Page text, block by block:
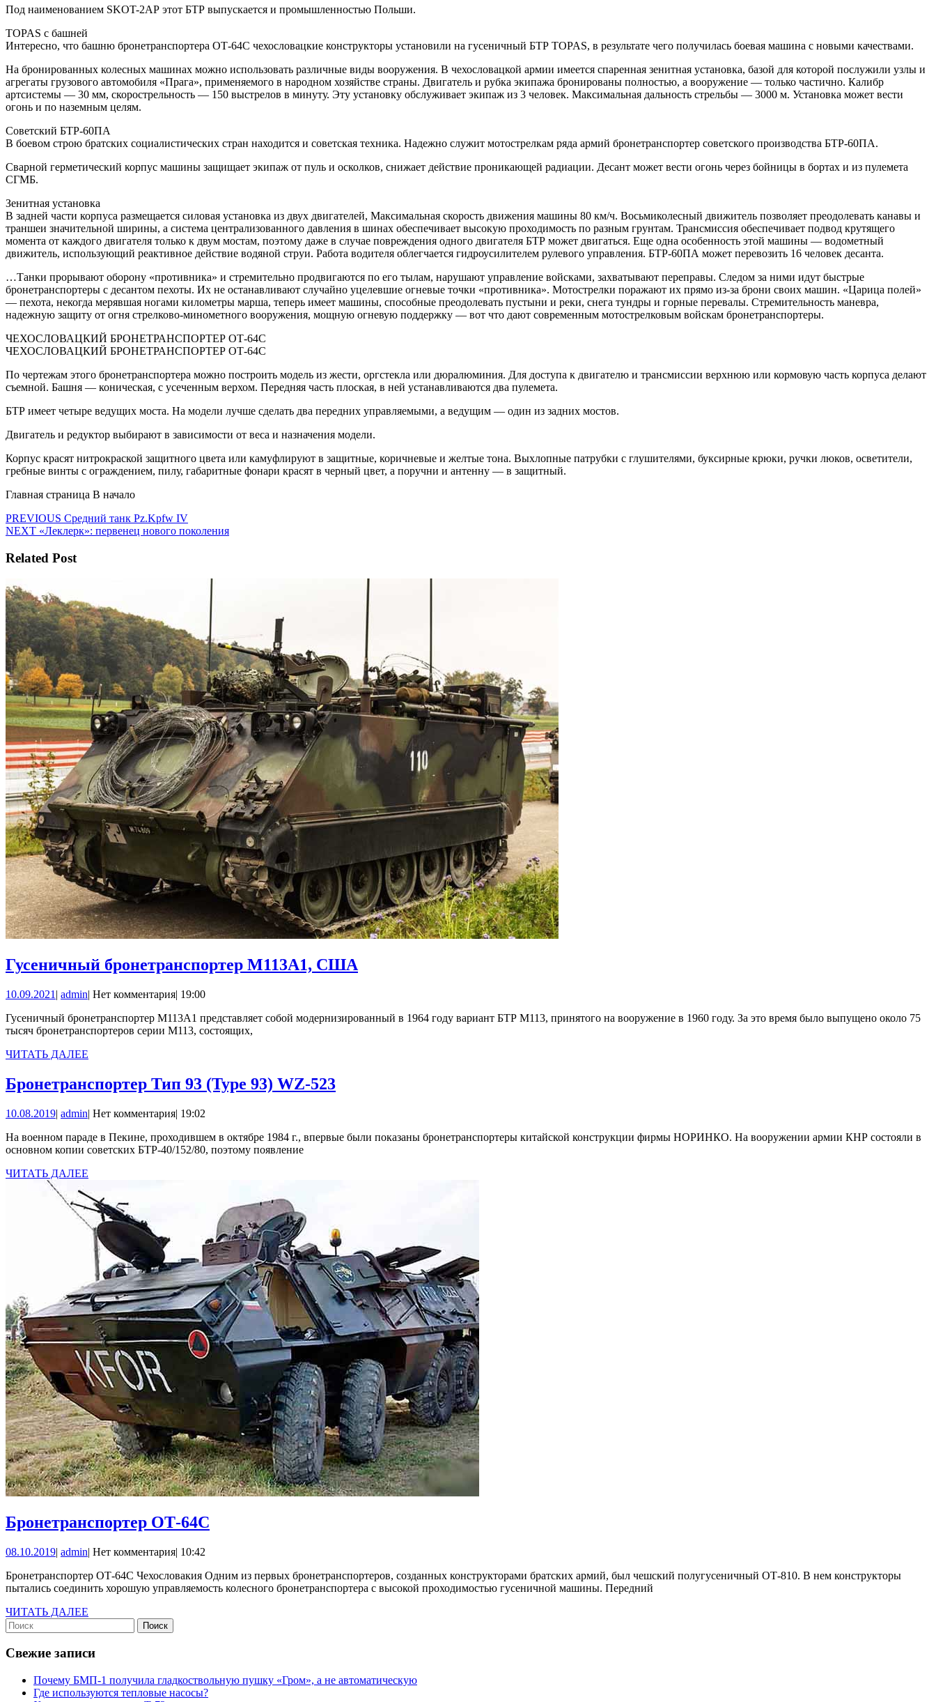
Под наименованием SKOT-2АР этот БТР выпускается и промышленностью Польши.
TOPAS с башней
Интересно, что башню бронетранспортера ОТ-64С чехословацкие конструкторы установили на гусеничный БТР TOPAS, в результате чего получилась боевая машина с новыми качествами.
На бронированных колесных машинах можно использовать различные виды вооружения. В чехословацкой армии имеется спаренная зенитная установка, базой для которой послужили узлы и
агрегаты грузового автомобиля «Прага», применяемого в народном хозяйстве страны. Двигатель и рубка экипажа бронированы полностью, а вооружение — только частично. Калибр
артсистемы — 30 мм, скорострельность — 150 выстрелов в минуту. Эту установку обслуживает экипаж из 3 человек. Максимальная дальность стрельбы — 3000 м. Установка может вести
огонь и по наземным целям.
Советский БТР-60ПА
В боевом строю братских социалистических стран находится и советская техника. Надежно служит мотострелкам ряда армий бронетранспортер советского производства БТР-60ПА.
Сварной герметический корпус машины защищает экипаж от пуль и осколков, снижает действие проникающей радиации. Десант может вести огонь через бойницы в бортах и из пулемета
СГМБ.
Зенитная установка
В задней части корпуса размещается силовая установка из двух двигателей, Максимальная скорость движения машины 80 км/ч. Восьмиколесный движитель позволяет преодолевать канавы и
траншеи значительной ширины, а система централизованного давления в шинах обеспечивает высокую проходимость по разным грунтам. Трансмиссия обеспечивает подвод крутящего
момента от каждого двигателя только к двум мостам, поэтому даже в случае повреждения одного двигателя БТР может двигаться. Еще одна особенность этой машины — водометный
движитель, использующий реактивное действие водяной струи. Работа водителя облегчается гидроусилителем рулевого управления. БТР-60ПА может перевозить 16 человек десанта.
…Танки прорывают оборону «противника» и стремительно продвигаются по его тылам, нарушают управление войсками, захватывают переправы. Следом за ними идут быстрые
бронетранспортеры с десантом пехоты. Их не останавливают случайно уцелевшие огневые точки «противника». Мотострелки поражают их прямо из-за брони своих машин. «Царица полей»
— пехота, некогда мерявшая ногами километры марша, теперь имеет машины, способные преодолевать пустыни и реки, снега тундры и горные перевалы. Стремительность маневра,
надежную защиту от огня стрелково-минометного вооружения, мощную огневую поддержку — вот что дают современным мотострелковым войскам бронетранспортеры.
ЧЕХОСЛОВАЦКИЙ БРОНЕТРАНСПОРТЕР ОТ-64С
ЧЕХОСЛОВАЦКИЙ БРОНЕТРАНСПОРТЕР ОТ-64С
По чертежам этого бронетранспортера можно построить модель из жести, оргстекла или дюралюминия. Для доступа к двигателю и трансмиссии верхнюю или кормовую часть корпуса делают
съемной. Башня — коническая, с усеченным верхом. Передняя часть плоская, в ней устанавливаются два пулемета.
БТР имеет четыре ведущих моста. На модели лучше сделать два передних управляемыми, а ведущим — один из задних мостов.
Двигатель и редуктор выбирают в зависимости от веса и назначения модели.
Корпус красят нитрокраской защитного цвета или камуфлируют в защитные, коричневые и желтые тона. Выхлопные патрубки с глушителями, буксирные крюки, ручки люков, осветители,
гребные винты с ограждением, пилу, габаритные фонари красят в черный цвет, а поручни и антенну — в защитный.
Главная страница В начало
Навигация
по
записям
PREVIOUS Предыдущая
запись:
Средний танк Pz.Kpfw IV
NEXT Следующая
«Леклерк»: первенец нового поколения
Related Post
Гусеничный бронетранспортер М113А1, США
США
10.09.2021 10.09.2021
| adminadmin
| Нет комментария| 19:00
Гусеничный бронетранспортер М113А1 представляет собой модернизированный в 1964 году вариант БТР М113, принятого на вооружение в 1960 году. За это время было выпущено около 75
тысяч бронетранспортеров серии М113, состоящих,
ЧИТАТЬ ДАЛЕЕ
Бронетранспортер Тип 93 (Type 93) WZ-523Бронетранспортер
(Type
10.08.201910.08.2019
| adminadmin
| Нет комментария| 19:02
На военном параде в Пекине, проходившем в октябре 1984 г., впервые были показаны бронетранспортеры китайской конструкции фирмы НОРИНКО. На вооружении армии КНР состояли в
основном копии советских БТР-40/152/80, поэтому появление
ЧИТАТЬ ДАЛЕЕ
Бронетранспортер ОТ-64С
08.10.201908.10.2019
| adminadmin
| Нет комментария| 10:42
Бронетранспортер ОТ-64С Чехословакия Одним из первых бронетранспортеров, созданных конструкторами братских армий, был чешский полугусеничный ОТ-810. В нем конструкторы
пытались соединить хорошую управляемость колесного бронетранспортера с высокой проходимостью гусеничной машины. Передний
ЧИТАТЬ ДАЛЕЕ
Найти:
Свежие записи
Почему БМП-1 получила гладкоствольную пушку «Гром», а не автоматическую
Где используются тепловые насосы?